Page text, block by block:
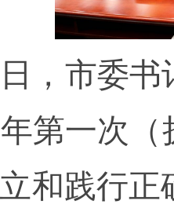
日，市委
第一次
和践行